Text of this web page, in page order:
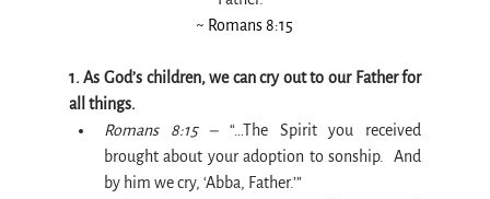
~ Romans 8:15
1. As God’s children, we can cry out to our Father for
all things.
Romans 8:15 – “…The Spirit you received
brought about your adoption to sonship.  And
by him we cry, ‘Abba, Father.’”